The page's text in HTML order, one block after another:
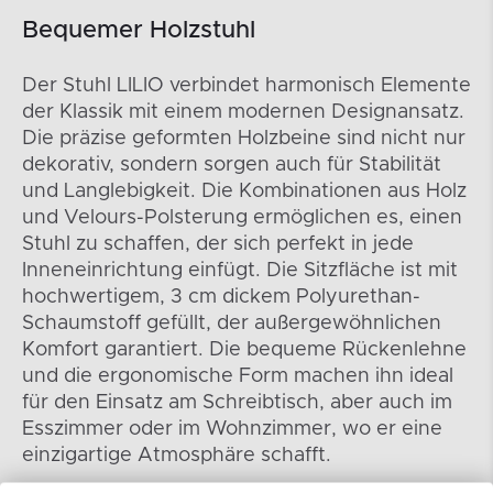
Bequemer Holzstuhl
Der Stuhl LILIO verbindet harmonisch Elemente
der Klassik mit einem modernen Designansatz.
Die präzise geformten Holzbeine sind nicht nur
dekorativ, sondern sorgen auch für Stabilität
und Langlebigkeit. Die Kombinationen aus Holz
und Velours-Polsterung ermöglichen es, einen
Stuhl zu schaffen, der sich perfekt in jede
Inneneinrichtung einfügt. Die Sitzfläche ist mit
hochwertigem, 3 cm dickem Polyurethan-
Schaumstoff gefüllt, der außergewöhnlichen
Komfort garantiert. Die bequeme Rückenlehne
und die ergonomische Form machen ihn ideal
für den Einsatz am Schreibtisch, aber auch im
Esszimmer oder im Wohnzimmer, wo er eine
einzigartige Atmosphäre schafft.